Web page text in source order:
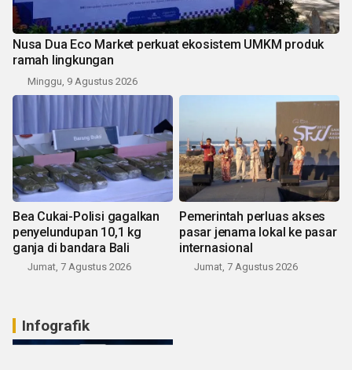
Nusa Dua Eco Market perkuat ekosistem UMKM produk
ramah lingkungan
Minggu, 9 Agustus 2026
Bea Cukai-Polisi gagalkan
penyelundupan 10,1 kg
ganja di bandara Bali
Jumat, 7 Agustus 2026
Pemerintah perluas akses
pasar jenama lokal ke pasar
internasional
Jumat, 7 Agustus 2026
Infografik